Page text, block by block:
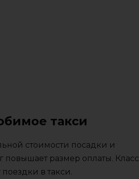
такси
стоимости посадки и
повышает размер оплаты. Класс
в такси.